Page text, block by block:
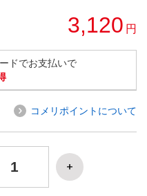
3,120 円
ドでお支払いで
コメリポイントについて